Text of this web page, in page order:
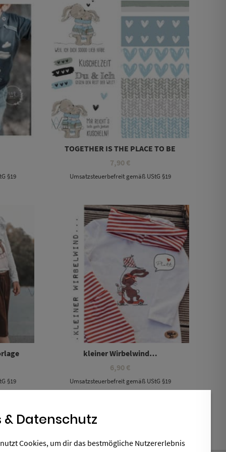
§19
TOGETHER IS THE PLACE TO BE
7,90 €
Umsatzsteuerbefreit gemäß UStG §19
§19
kleiner Wirbelwind…
6,90 €
Umsatzsteuerbefreit gemäß UStG §19
& Datenschutz
Cookies, um dir das bestmögliche Nutzererlebnis